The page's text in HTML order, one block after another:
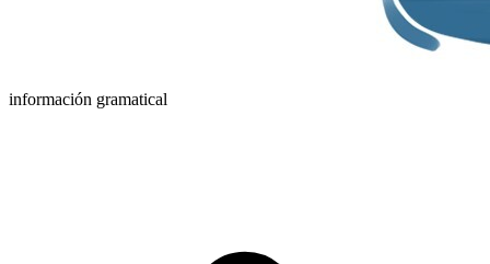
información gramatical